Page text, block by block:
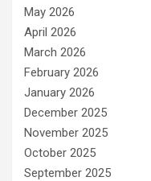
May 2026
April 2026
March 2026
February 2026
January 2026
December 2025
November 2025
October 2025
September 2025